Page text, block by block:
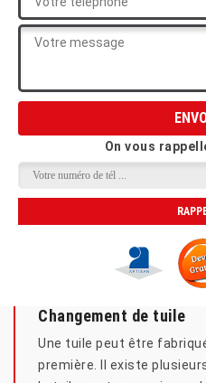
On vous
Changement de tuile
Une tuile peut être
première. Il existe